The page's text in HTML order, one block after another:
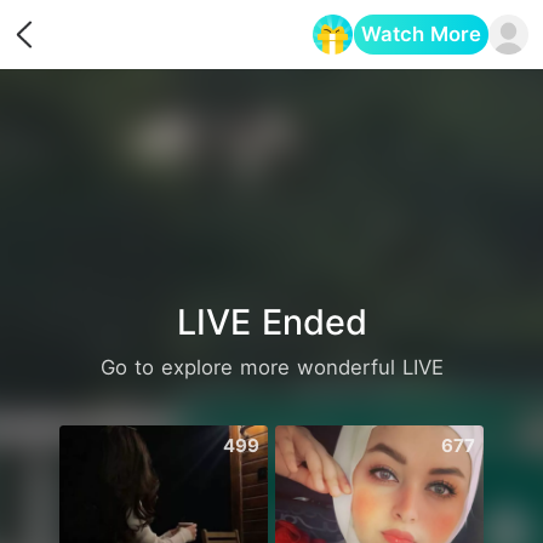
Watch More
LIVE Ended
Go to explore more wonderful LIVE
499 677